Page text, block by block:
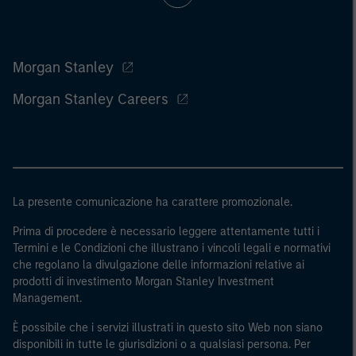
Morgan Stanley
Morgan Stanley Careers
La presente comunicazione ha carattere promozionale.
Prima di procedere è necessario leggere attentamente tutti i
Termini e le Condizioni che illustrano i vincoli legali e normativi
che regolano la divulgazione delle informazioni relative ai
prodotti di investimento Morgan Stanley Investment
Management.
È possibile che i servizi illustrati in questo sito Web non siano
disponibili in tutte le giurisdizioni o a qualsiasi persona. Per